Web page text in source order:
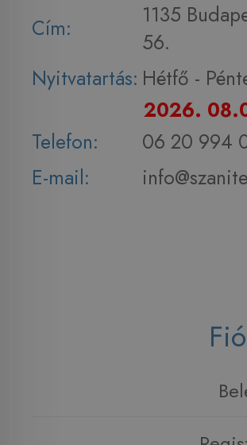
Cím:
1135
56.
Nyitvatartás: Hétfő -
2026.
Telefon:
06 20 994
E-mail: